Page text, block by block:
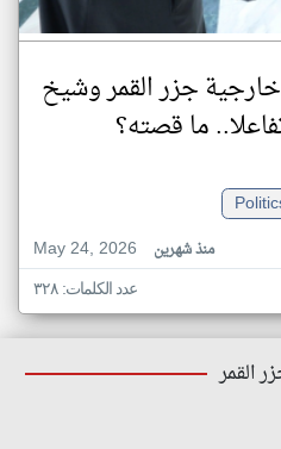
خارجية جزر القمر وشيخ
ما قصته؟
May 24, 2026
منذ شهرين
عدد الكلمات: ٣٢٨
القمر